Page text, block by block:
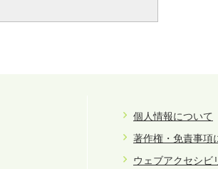
個人情報について
著作権・免責事項
ウェブアクセシビ